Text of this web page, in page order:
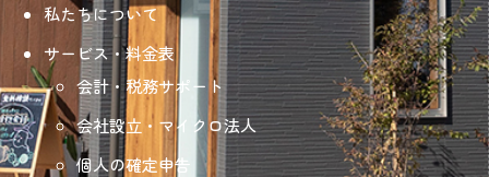
私たちについて
サービス・料金表
会計・税務サポート
会社設立・マイクロ法人
個人の確定申告